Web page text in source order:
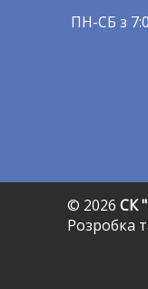
ПН-СБ з
© 2026 СК
Розробка